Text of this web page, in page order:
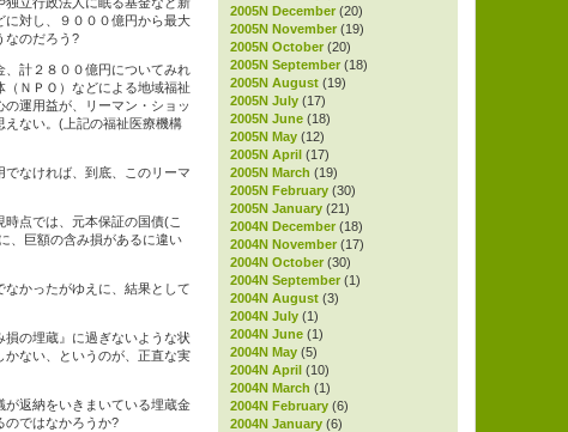
2005N December (20)
2005N November (19)
2005N October (20)
2005N September (18)
2005N August (19)
2005N July (17)
2005N June (18)
2005N May (12)
2005N April (17)
2005N March (19)
2005N February (30)
2005N January (21)
2004N December (18)
2004N November (17)
2004N October (30)
2004N September (1)
2004N August (3)
2004N July (1)
2004N June (1)
2004N May (5)
2004N April (10)
2004N March (1)
2004N February (6)
2004N January (6)
対し、９０００億円から最大
なのだろう?
計２８００億円についてみれ
ＮＰＯ）などによる地域福祉
運用益が、リーマン・ショッ
えない。(上記の福祉医療機構
なければ、到底、このリーマ
点では、元本保証の国債(こ
、巨額の含み損があるに違い
かったがゆえに、結果として
の埋蔵』に過ぎないような状
ない、というのが、正直な実
が返納をいきまいている埋蔵金
のではなかろうか?